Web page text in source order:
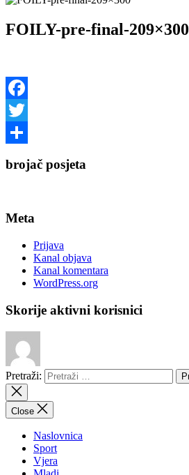
FOILY-pre-final-209×300
Facebook
Twitter
brojač posjeta
Meta
Prijava
Kanal objava
Kanal komentara
WordPress.org
Skorije aktivni korisnici
Pretraži:
Close
Naslovnica
Sport
Vjera